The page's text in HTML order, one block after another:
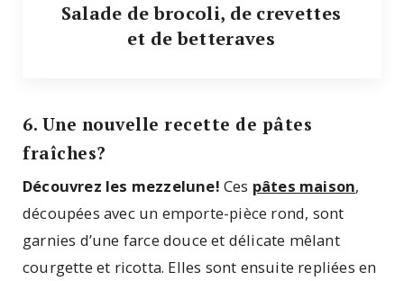
Salade de brocoli, de crevettes
et de betteraves
6. Une nouvelle recette de pâtes
fraîches?
Découvrez les mezzelune! Ces pâtes maison,
découpées avec un emporte-pièce rond, sont
garnies d’une farce douce et délicate mêlant
courgette et ricotta. Elles sont ensuite repliées en